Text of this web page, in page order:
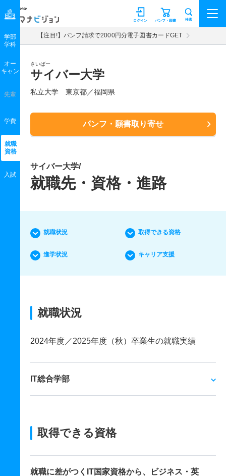
マナビジョン パンフ・願書
ログイン 検索
【注目!】パンフ請求で2000円分電子図書カードGET
さいばー
サイバー大学
私立大学 東京都／福岡県
パンフ・願書取り寄せ
学部
学科
オー
キャン
先輩
学費
就職
資格
入試
サイバー大学/
就職先・資格・進路
就職状況 取得できる資格
進学状況 キャリア支援
就職状況
2024年度／2025年度（秋）卒業生の就職実績
IT総合学部
取得できる資格
就職に差がつくIT国家資格から、ビジネス・英